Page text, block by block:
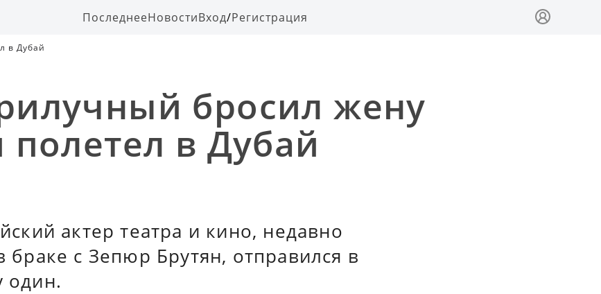
ПоследнееНовостиВход/Регистрация
в Дубай
бросил жену
в Дубай
актер театра и кино, недавно
с Зепюр Брутян, отправился в
один.